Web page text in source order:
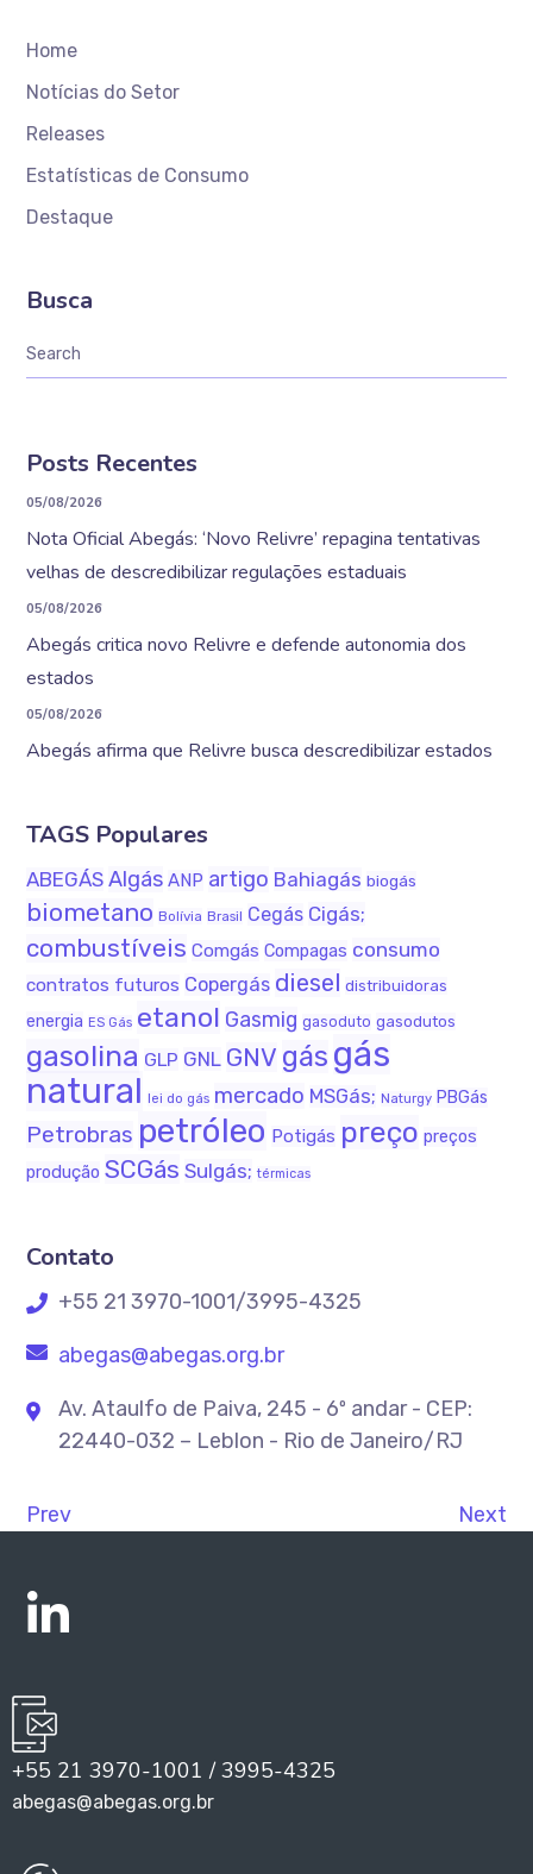
Home
Notícias do Setor
Releases
Estatísticas de Consumo
Destaque
Busca
Posts Recentes
05/08/2026
Nota Oficial Abegás: ‘Novo Relivre’ repagina tentativas
velhas de descredibilizar regulações estaduais
05/08/2026
Abegás critica novo Relivre e defende autonomia dos
estados
05/08/2026
Abegás afirma que Relivre busca descredibilizar estados
TAGS Populares
ABEGÁS Algás ANP artigo Bahiagás biogás
biometano Bolívia Brasil Cegás Cigás;
combustíveis Comgás Compagas consumo
contratos futuros Copergás diesel distribuidoras
energia ES Gás etanol Gasmig gasoduto gasodutos
gasolina GLP GNL GNV gás gás
natural lei do gás mercado MSGás; Naturgy PBGás
Petrobras petróleo Potigás preço preços
produção SCGás Sulgás; térmicas
Contato
+55 21 3970-1001/3995-4325
abegas@abegas.org.br
Av. Ataulfo de Paiva, 245 - 6º andar - CEP:
22440-032 – Leblon - Rio de Janeiro/RJ
Prev Next
+55 21 3970-1001 / 3995-4325
abegas@abegas.org.br